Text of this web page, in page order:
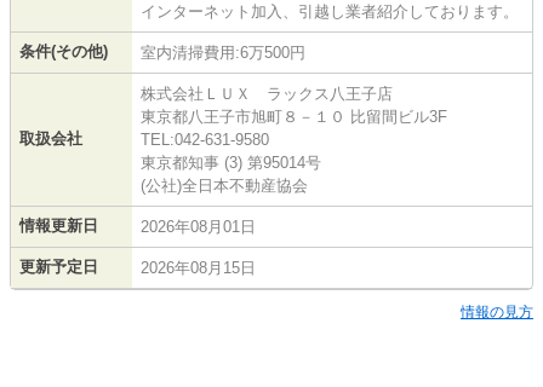
インターネット加入、引越し業者紹介しております。
条件(その他) 室内清掃費用:6万500円
取扱会社
株式会社ＬＵＸ ラックス八王子店
東京都八王子市旭町８－１０ 比留間ビル3F
TEL:042-631-9580
東京都知事 (3) 第95014号
(公社)全日本不動産協会
情報更新日 2026年08月01日
更新予定日 2026年08月15日
情報の見方